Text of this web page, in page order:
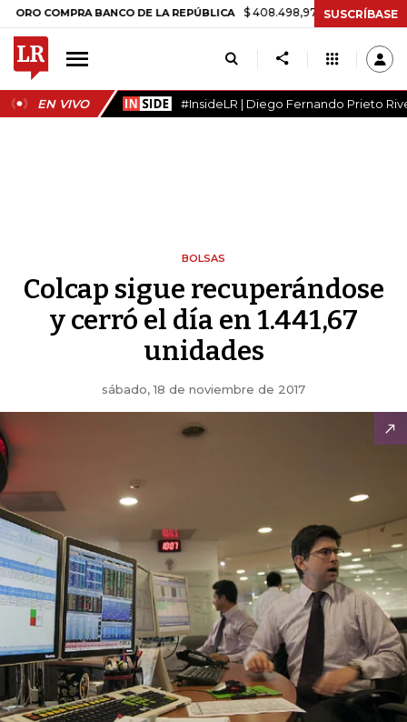
BANCO DE LA REPÚBLICA $ 408.498,97 +$ 8.753,81 +2,19%
SUSCRÍBASE
EN VIVO #InsideLR | Diego Fernando Prieto
BOLSAS
Colcap sigue recuperándose
y cerró el día en 1.441,67
unidades
sábado, 18 de noviembre de 2017